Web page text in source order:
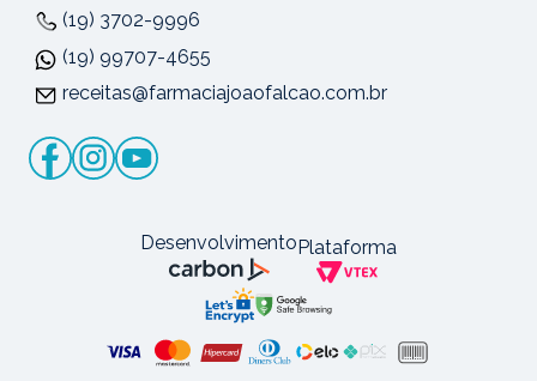
(19) 3702-9996
(19) 99707-4655
receitas@farmaciajoaofalcao.com.br
DesenvolvimentoPlataforma